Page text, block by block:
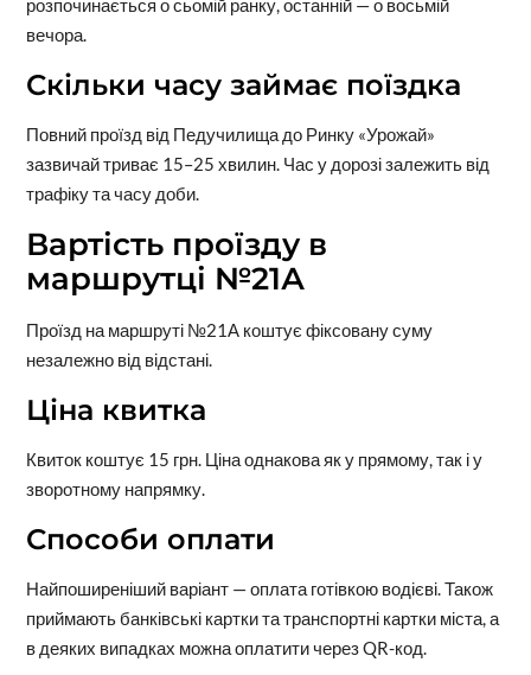
вечора.
Скільки часу займає поїздка
Повний проїзд від Педучилища до Ринку «Урожай»
зазвичай триває 15–25 хвилин. Час у дорозі залежить від
трафіку та часу доби.
Вартість проїзду в
маршрутці №21А
Проїзд на маршруті №21А коштує фіксовану суму
незалежно від відстані.
Ціна квитка
Квиток коштує 15 грн. Ціна однакова як у прямому, так і у
зворотному напрямку.
Способи оплати
Найпоширеніший варіант — оплата готівкою водієві. Також
приймають банківські картки та транспортні картки міста, а
в деяких випадках можна оплатити через QR-код.